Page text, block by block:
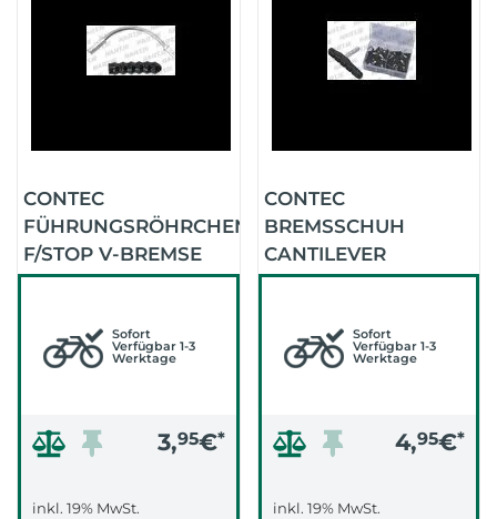
CONTEC
FÜHRUNGSRÖHRCHEN
F/STOP V-BREMSE
VORNE
Sofort
Verfügbar 1-3
Werktage
3,95€*
inkl. 19% MwSt.
CONTEC
BREMSSCHUH
CANTILEVER
SCHWARZ -
Sofort
Verfügbar 1-3
Werktage
4,95€*
inkl. 19% MwSt.